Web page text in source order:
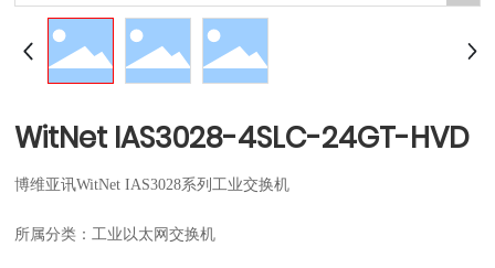
WitNet IAS3028-4SLC-24GT-HVD
博维亚讯WitNet IAS3028系列工业交换机
所属分类：工业以太网交换机